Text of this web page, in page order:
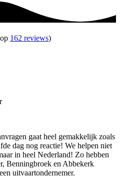
162 reviews)
gaat heel gemakkelijk zoals
dag nog reactie! We helpen niet
in heel Nederland! Zo hebben
Benningbroek en Abbekerk
uitvaartondernemer.